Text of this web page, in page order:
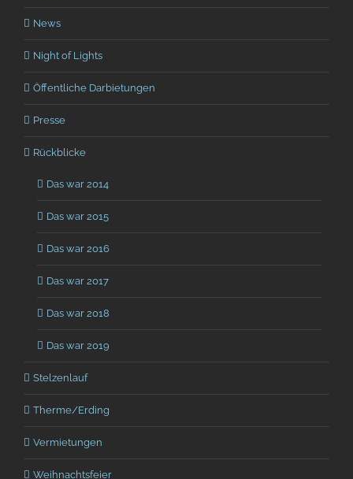
News
Night of Lights
Öffentliche Darbietungen
Presse
Rückblicke
Das war 2014
Das war 2015
Das war 2016
Das war 2017
Das war 2018
Das war 2019
Stelzenlauf
Therme/Erding
Vermietungen
Weihnachtsfeier